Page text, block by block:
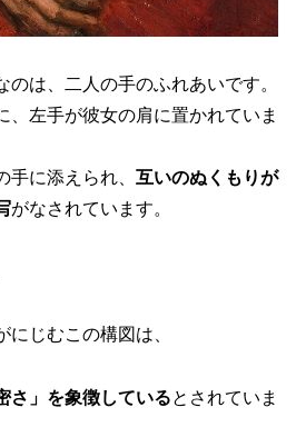
のは、二人の手のふれあいです。
、左手が彼女の肩に置かれていま
に添えられ、 互いのぬくもりが
がなされています。
にじむこの構図は、
さ」を象徴しているとされていま